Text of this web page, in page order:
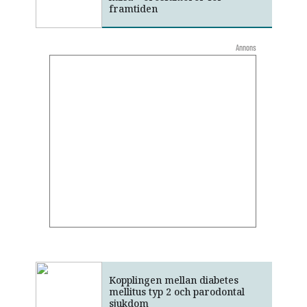
framtiden
Kopplingen mellan diabetes
mellitus typ 2 och parodontal
sjukdom
Annons